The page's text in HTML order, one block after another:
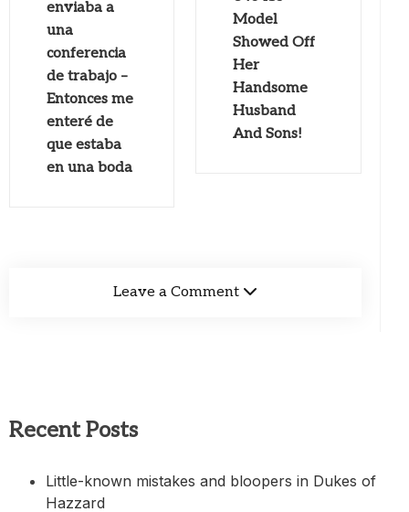
enviaba a
una
conferencia
de trabajo –
Entonces me
enteré de
que estaba
en una boda
Model
Showed Off
Her
Handsome
Husband
And Sons!
Leave a Comment
Recent Posts
Little-known mistakes and bloopers in Dukes of
Hazzard